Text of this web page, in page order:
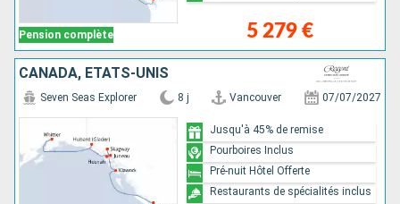
Pension complète 5 279 €
CANADA, ÉTATS-UNIS
Seven Seas Explorer 8 j Vancouver 07/07/2027
Jusqu'à 45% de remise
Pourboires Inclus
Pré-nuit Hôtel Offerte
Restaurants de spécialités inclus